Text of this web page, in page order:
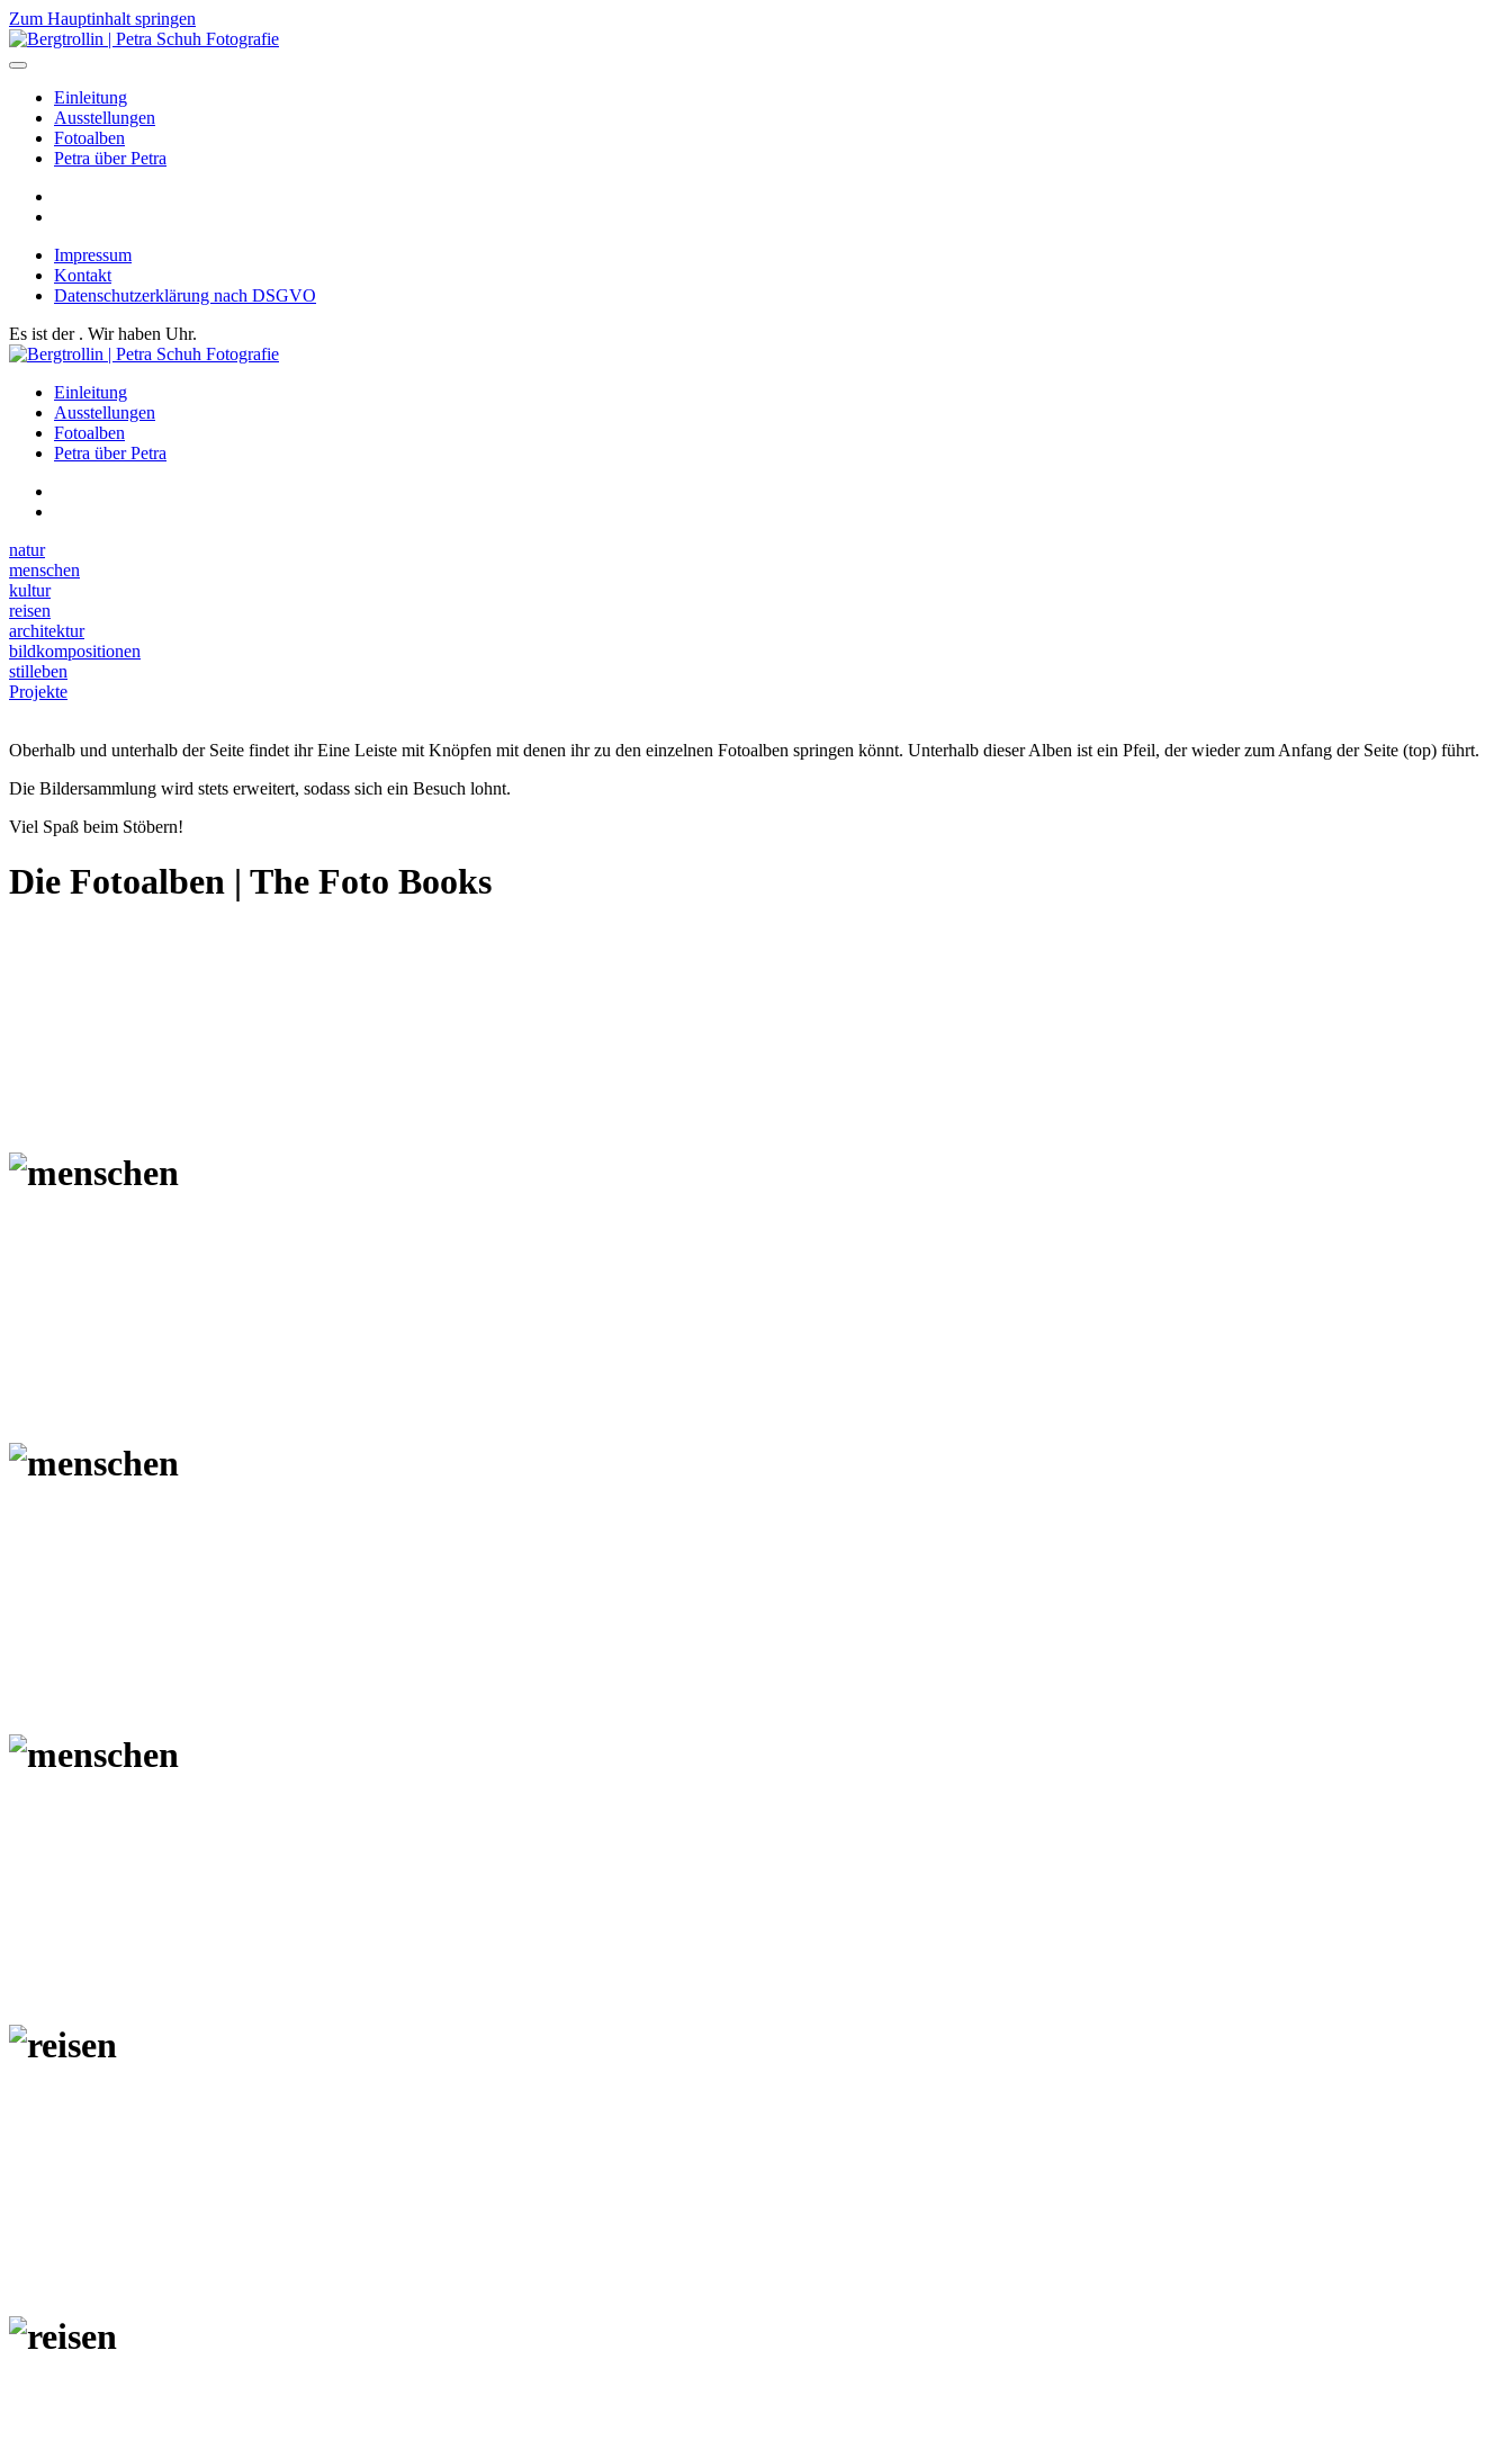
Zum Hauptinhalt springen
Einleitung
Ausstellungen
Fotoalben
Petra über Petra
Impressum
Kontakt
Datenschutzerklärung nach DSGVO
Es ist der . Wir haben Uhr.
Einleitung
Ausstellungen
Fotoalben
Petra über Petra
natur
menschen
kultur
reisen
architektur
bildkompositionen
stilleben
Projekte
Oberhalb und unterhalb der Seite findet ihr Eine Leiste mit Knöpfen mit denen ihr zu den einzelnen Fotoalben springen könnt. Unterhalb dieser Alben ist ein Pfeil, der wieder zum Anfang der Seite (top) führt.
Die Bildersammlung wird stets erweitert, sodass sich ein Besuch lohnt.
Viel Spaß beim Stöbern!
Die Fotoalben | The Foto Books